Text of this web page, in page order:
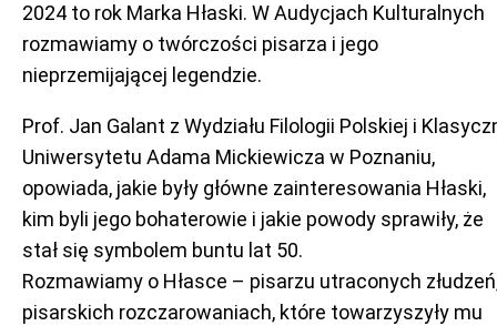
2024 to rok Marka Hłaski. W Audycjach Kulturalnych
rozmawiamy o twórczości pisarza i jego
nieprzemijającej legendzie.
Prof. Jan Galant z Wydziału Filologii Polskiej i
Uniwersytetu Adama Mickiewicza w Poznaniu,
opowiada, jakie były główne zainteresowania Hłaski,
kim byli jego bohaterowie i jakie powody sprawiły, że
stał się symbolem buntu lat 50.
Rozmawiamy o Hłasce – pisarzu utraconych
pisarskich rozczarowaniach, które towarzyszyły mu